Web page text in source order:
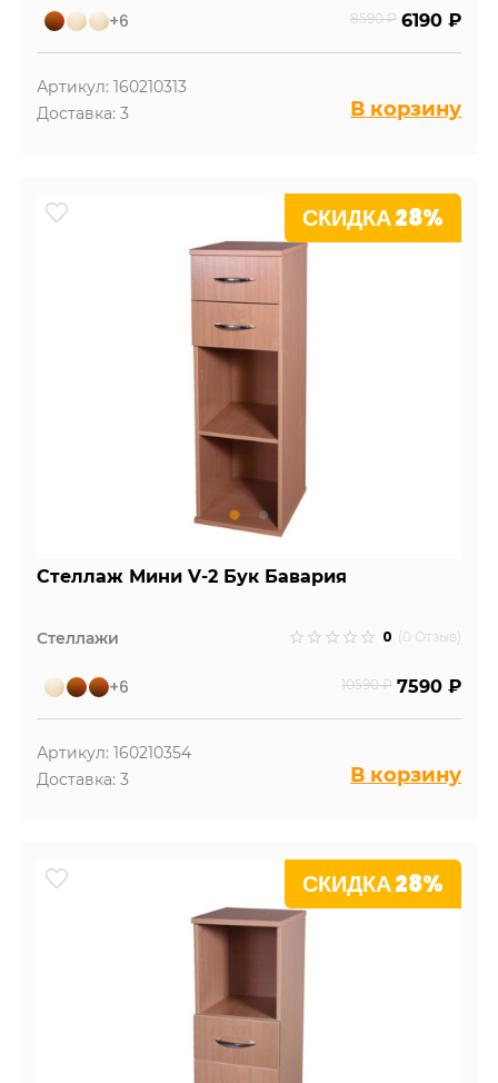
+6 8590 ₽ 6190 ₽
Артикул: 160210313
Доставка: 3
В корзину
СКИДКА 28%
Стеллаж Мини V-2 Бук Бавария
Стеллажи 0 (0 Отзыв)
+6 10590 ₽ 7590 ₽
Артикул: 160210354
Доставка: 3
В корзину
СКИДКА 28%